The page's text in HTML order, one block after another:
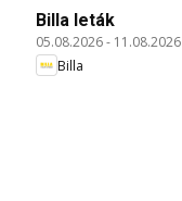
Billa leták
05.08.2026- 11.08.2026
Billa